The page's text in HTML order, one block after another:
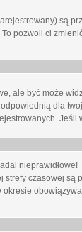
są
pozwoli ci
ale być może
dla
Jeśli
nieprawidłowe!
czasowej są